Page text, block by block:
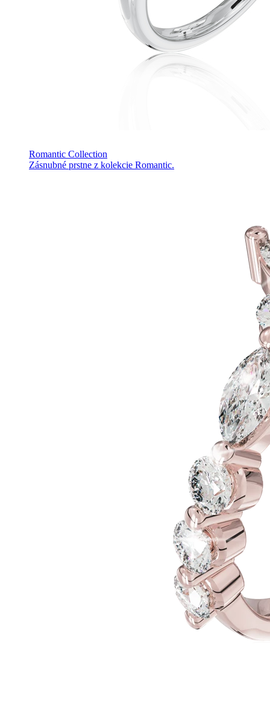
Romantic Collection
Zásnubné prstne z kolekcie Romantic.